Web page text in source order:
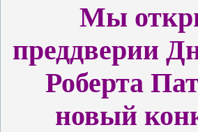
Мы
преддверии
Роберта
новый